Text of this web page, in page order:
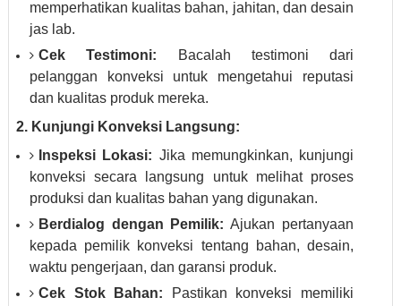
memperhatikan kualitas bahan, jahitan, dan desain
jas lab.
Cek Testimoni: Bacalah testimoni dari
pelanggan konveksi untuk mengetahui reputasi
dan kualitas produk mereka.
2. Kunjungi Konveksi Langsung:
Inspeksi Lokasi: Jika memungkinkan, kunjungi
konveksi secara langsung untuk melihat proses
produksi dan kualitas bahan yang digunakan.
Berdialog dengan Pemilik: Ajukan pertanyaan
kepada pemilik konveksi tentang bahan, desain,
waktu pengerjaan, dan garansi produk.
Cek Stok Bahan: Pastikan konveksi memiliki